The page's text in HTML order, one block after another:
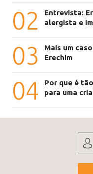
02
Entrevista:
alergista e
03
Mais um
Erechim
04
Por que é
para uma